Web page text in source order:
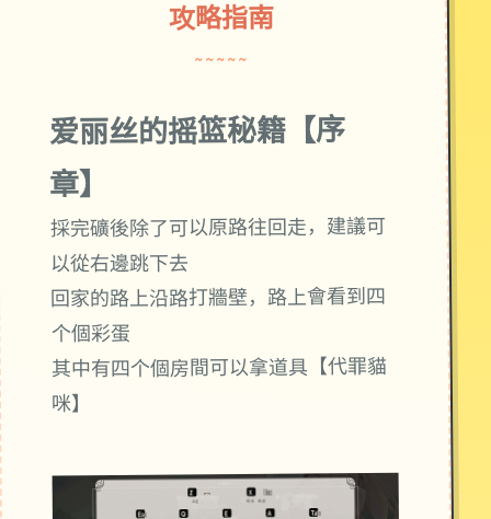
攻略指南
~~~~~
爱丽丝的摇篮秘籍【序
章】
採完礦後除了可以原路往回走，建議可
以從右邊跳下去
回家的路上沿路打牆壁，路上會看到四
个個彩蛋
其中有四个個房間可以拿道具【代罪貓
咪】